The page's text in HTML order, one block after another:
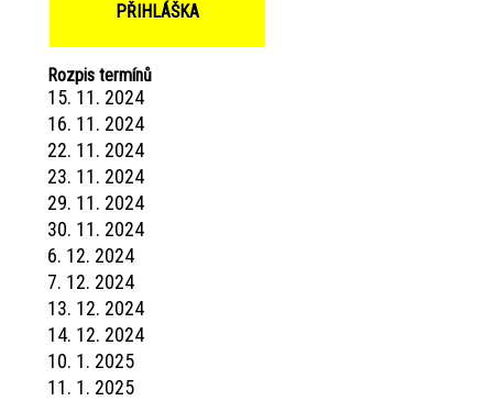
PŘIHLÁŠKA
Rozpis termínů
15. 11. 2024
16. 11. 2024
22. 11. 2024
23. 11. 2024
29. 11. 2024
30. 11. 2024
6. 12. 2024
7. 12. 2024
13. 12. 2024
14. 12. 2024
10. 1. 2025
11. 1. 2025